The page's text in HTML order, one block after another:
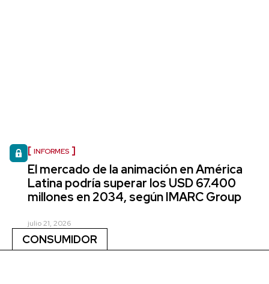
INFORMES
El mercado de la animación en América
Latina podría superar los USD 67.400
millones en 2034, según IMARC Group
julio 21, 2026
CONSUMIDOR